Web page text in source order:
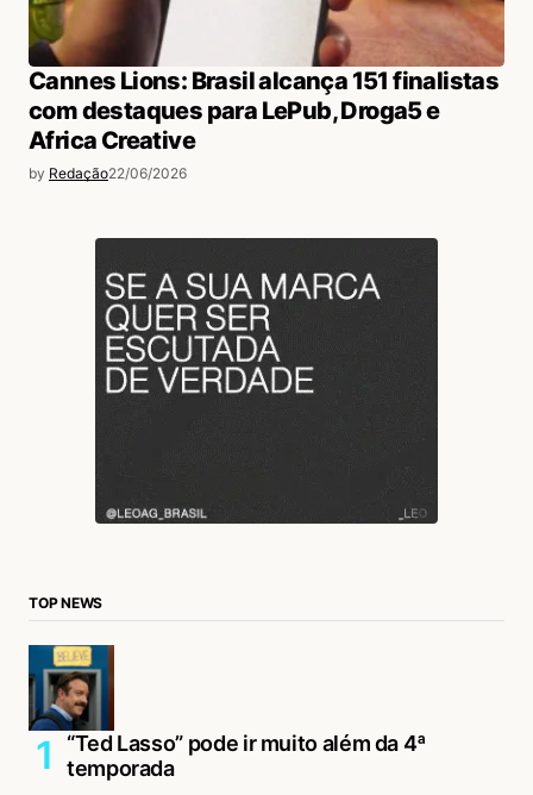
Cannes Lions: Brasil alcança 151 finalistas
com destaques para LePub, Droga5 e
Africa Creative
by Redação22/06/2026
TOP NEWS
“Ted Lasso” pode ir muito além da 4ª
temporada